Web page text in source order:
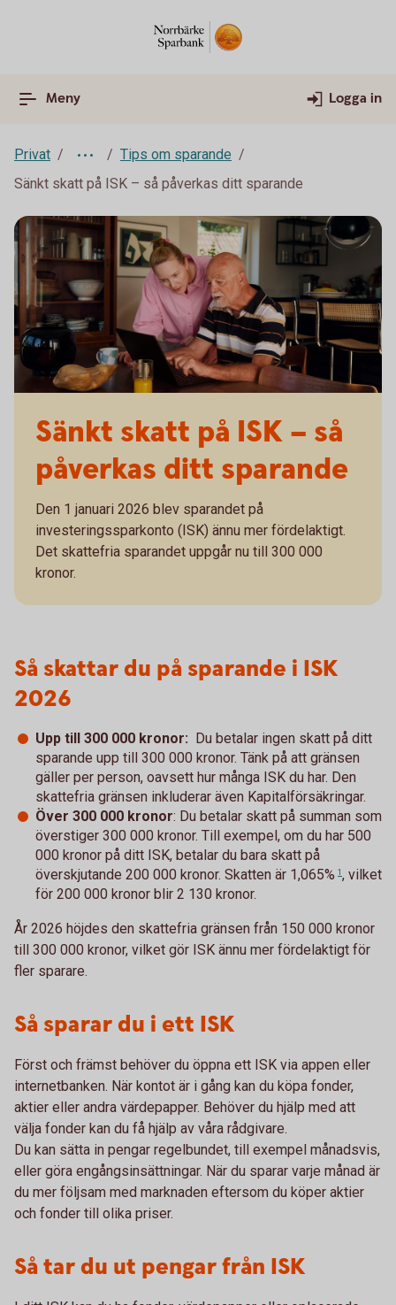
Meny Logga in
Privat
Tips om sparande
Sänkt skatt på ISK – så påverkas ditt sparande
Sänkt skatt på ISK – så
påverkas ditt sparande
Den 1 januari 2026 blev sparandet på
investeringssparkonto (ISK) ännu mer fördelaktigt.
Det skattefria sparandet uppgår nu till 300 000
kronor.
Så skattar du på sparande i ISK
2026
Upp till 300 000 kronor: Du betalar ingen skatt på ditt
sparande upp till 300 000 kronor. Tänk på att gränsen
gäller per person, oavsett hur många ISK du har. Den
skattefria gränsen inkluderar även Kapitalförsäkringar.
Över 300 000 kronor: Du betalar skatt på summan som
överstiger 300 000 kronor. Till exempel, om du har 500
000 kronor på ditt ISK, betalar du bara skatt på
överskjutande 200 000 kronor. Skatten är 1,065% 1, vilket
för 200 000 kronor blir 2 130 kronor.
År 2026 höjdes den skattefria gränsen från 150 000 kronor
till 300 000 kronor, vilket gör ISK ännu mer fördelaktigt för
fler sparare.
Så sparar du i ett ISK
Först och främst behöver du öppna ett ISK via appen eller
internetbanken. När kontot är i gång kan du köpa fonder,
aktier eller andra värdepapper. Behöver du hjälp med att
välja fonder kan du få hjälp av våra rådgivare.
Du kan sätta in pengar regelbundet, till exempel månadsvis,
eller göra engångsinsättningar. När du sparar varje månad är
du mer följsam med marknaden eftersom du köper aktier
och fonder till olika priser.
Så tar du ut pengar från ISK